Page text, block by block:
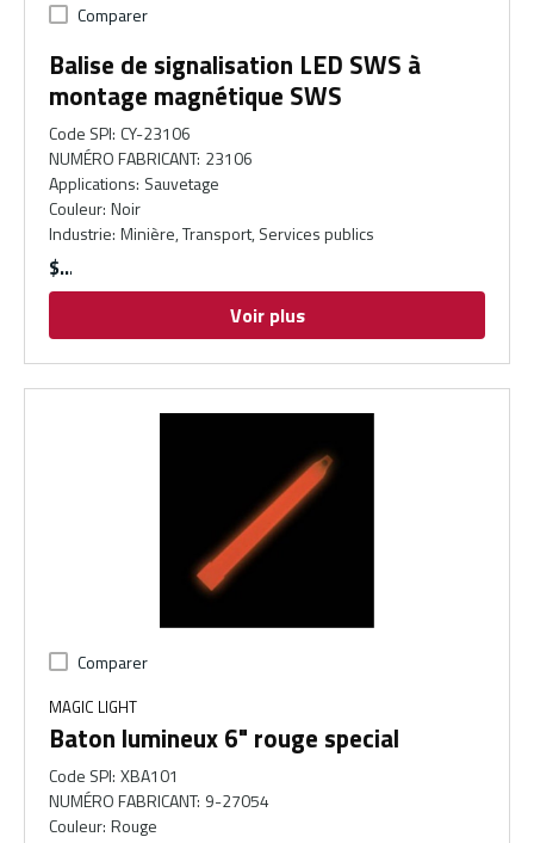
Comparer
Balise de signalisation LED SWS à
montage magnétique SWS
Code SPI: CY-23106
NUMÉRO FABRICANT: 23106
Applications: Sauvetage
Couleur: Noir
Industrie: Minière, Transport, Services publics
$
Voir plus
Comparer
MAGIC LIGHT
Baton lumineux 6" rouge special
Code SPI: XBA101
NUMÉRO FABRICANT: 9-27054
Couleur: Rouge